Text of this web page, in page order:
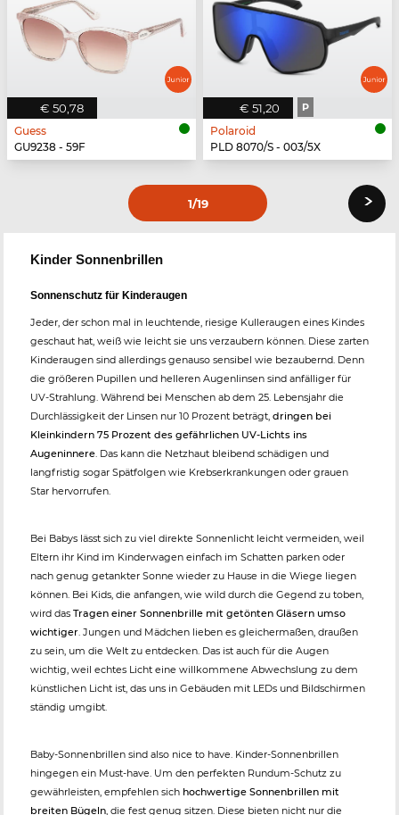
€ 50,78
Guess
GU9238 - 59F
€ 51,20 P
Polaroid
PLD 8070/S - 003/5X
1/19 ›
Kinder Sonnenbrillen
Sonnenschutz für Kinderaugen
Jeder, der schon mal in leuchtende, riesige Kulleraugen eines Kindes
geschaut hat, weiß wie leicht sie uns verzaubern können. Diese zarten
Kinderaugen sind allerdings genauso sensibel wie bezaubernd. Denn
die größeren Pupillen und helleren Augenlinsen sind anfälliger für
UV-Strahlung. Während bei Menschen ab dem 25. Lebensjahr die
Durchlässigkeit der Linsen nur 10 Prozent beträgt, dringen bei
Kleinkindern 75 Prozent des gefährlichen UV-Lichts ins
Augeninnere. Das kann die Netzhaut bleibend schädigen und
langfristig sogar Spätfolgen wie Krebserkrankungen oder grauen
Star hervorrufen.
Bei Babys lässt sich zu viel direkte Sonnenlicht leicht vermeiden, weil
Eltern ihr Kind im Kinderwagen einfach im Schatten parken oder
nach genug getankter Sonne wieder zu Hause in die Wiege liegen
können. Bei Kids, die anfangen, wie wild durch die Gegend zu toben,
wird das Tragen einer Sonnenbrille mit getönten Gläsern umso
wichtiger. Jungen und Mädchen lieben es gleichermaßen, draußen
zu sein, um die Welt zu entdecken. Das ist auch für die Augen
wichtig, weil echtes Licht eine willkommene Abwechslung zu dem
künstlichen Licht ist, das uns in Gebäuden mit LEDs und Bildschirmen
ständig umgibt.
Baby-Sonnenbrillen sind also nice to have. Kinder-Sonnenbrillen
hingegen ein Must-have. Um den perfekten Rundum-Schutz zu
gewährleisten, empfehlen sich hochwertige Sonnenbrillen mit
breiten Bügeln, die fest genug sitzen. Diese bieten nicht nur die